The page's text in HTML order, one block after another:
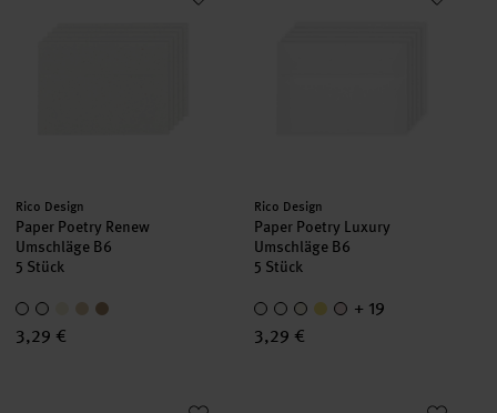
Hersteller:
Rico Design
Paper Poetry Renew
Umschläge B6
5 Stück
3,29 €
Hersteller:
Rico Design
Paper Poetry Luxury
Umschläge B6
5 Stück
+ 19
3,29 €
Paper Poetry Renew Umschläge DIN LangPaper Poetry Luxury